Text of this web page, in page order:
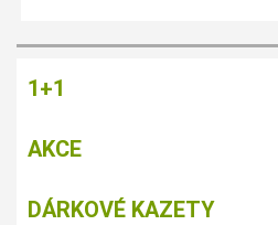
1+1
AKCE
DÁRKOVÉ KAZETY